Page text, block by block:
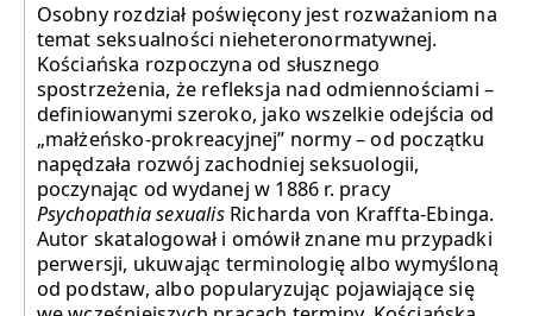
Osobny rozdział poświęcony jest rozważaniom na
temat seksualności nieheteronormatywnej.
Kościańska rozpoczyna od słusznego
spostrzeżenia, że refleksja nad odmiennościami –
definiowanymi szeroko, jako wszelkie odejścia od
„małżeńsko-prokreacyjnej” normy – od początku
napędzała rozwój zachodniej seksuologii,
poczynając od wydanej w 1886 r. pracy
Psychopathia sexualisRicharda von Kraffta-Ebinga.
Autor skatalogował i omówił znane mu przypadki
perwersji, ukuwając terminologię albo wymyśloną
od podstaw, albo popularyzując pojawiające się